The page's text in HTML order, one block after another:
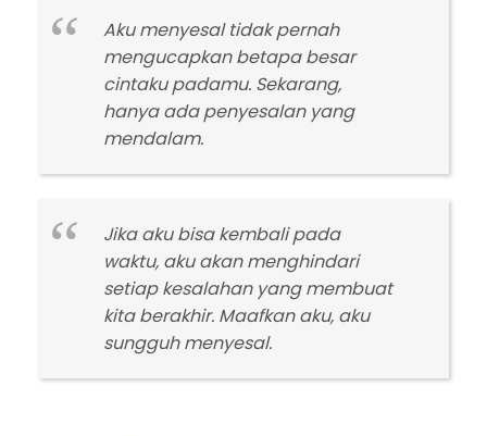
Aku menyesal tidak pernah
mengucapkan betapa besar
cintaku padamu. Sekarang,
hanya ada penyesalan yang
mendalam.
Jika aku bisa kembali pada
waktu, aku akan menghindari
setiap kesalahan yang membuat
kita berakhir. Maafkan aku, aku
sungguh menyesal.